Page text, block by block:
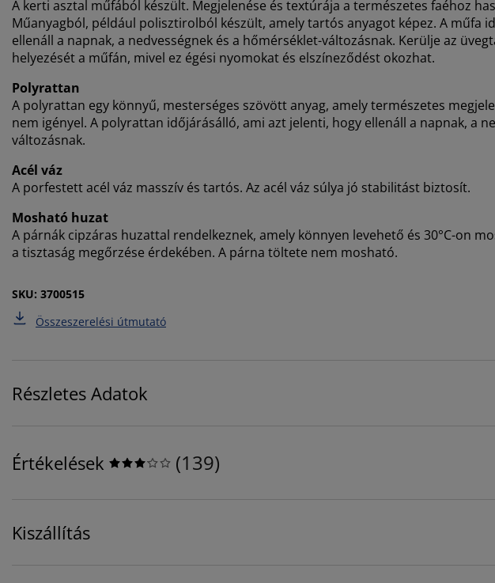
A kerti asztal műfából készült. Megjelenése és textúrája a természetes faéhoz
Műanyagból, például polisztirolból készült, amely tartós anyagot képez. A műfa
ellenáll a napnak, a nedvességnek és a hőmérséklet-változásnak. Kerülje az
helyezését a műfán, mivel ez égési nyomokat és elszíneződést okozhat.
Polyrattan
A polyrattan egy könnyű, mesterséges szövött anyag, amely természetes
nem igényel. A polyrattan időjárásálló, ami azt jelenti, hogy ellenáll a napnak, a
változásnak.
Acél váz
A porfestett acél váz masszív és tartós. Az acél váz súlya jó stabilitást biztosít.
Mosható huzat
A párnák cipzáras huzattal rendelkeznek, amely könnyen levehető és 30°C-on
a tisztaság megőrzése érdekében. A párna töltete nem mosható.
SKU: 3700515
Összeszerelési útmutató
Részletes Adatok
Értékelések (139)
Kiszállítás